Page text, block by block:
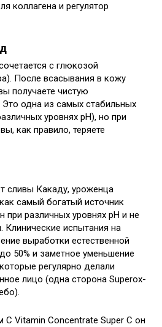
коллагена и регулятор
с глюкозой
После всасывания в кожу
получаете чистую
одна из самых стабильных
уровнях pH), но при
как правило, теряете
сливы Какаду, уроженца
самый богатый источник
при различных уровнях pH и не
испытания на
выработки естественной
50% и заметное уменьшение
регулярно делали
лицо (одна сторона Superox-
Vitamin Concentrate Super C он